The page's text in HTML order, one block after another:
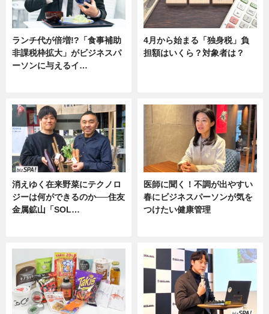
ランチ代が倍増!?「食事補助
非課税枠拡大」がビジネスパ
ーソンに与えるイ…
4月から始まる「独身税」負
担額はいくら？対象者は？
消えゆく在来野菜にテクノロ
ジーは何ができるのか──住友
金属鉱山「SOL…
医師に聞く！不調が出やすい
春にビジネスパーソンが気を
つけたい健康管理